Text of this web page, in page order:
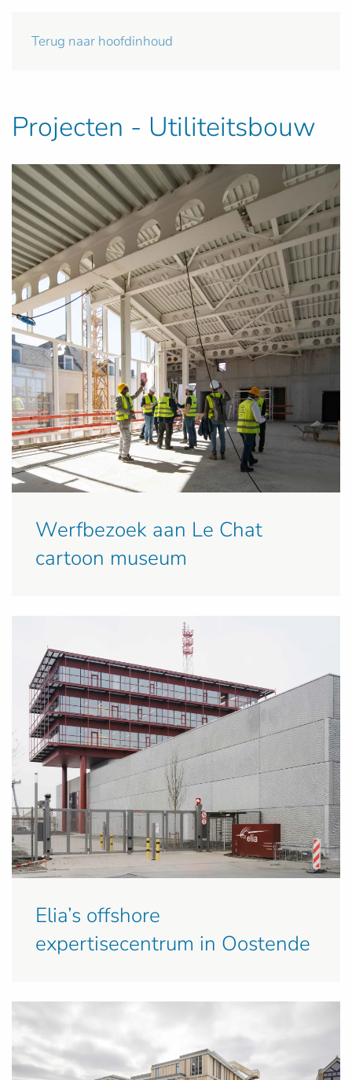
Terug naar hoofdinhoud
Projecten - Utiliteitsbouw
Werfbezoek aan Le Chat
cartoon museum
Elia’s offshore
expertisecentrum in Oostende